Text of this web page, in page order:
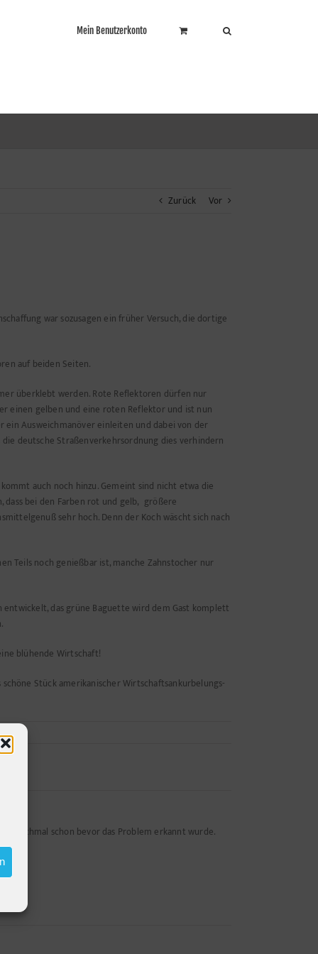
Mein Benutzerkonto
Zurück Vor
war sozusagen ein früher Versuch, die dortige
auf beiden Seiten.
überklebt werden. Rote Reflektoren dürfen nur
einen gelben und eine roten Reflektor und ist nun
Ausweichmanöver einleiten und dabei von der
deutsche Straßenverkehrsordnung dies verhindern
auch noch hinzu. Gemeint sind nicht etwa die
dass bei den Farben rot und gelb, größere
sehr hoch. Denn der Koch wäscht sich nach
Teils noch genießbar ist, manche Zahnstocher nur
entwickelt, das grüne Baguette wird dem Gast komplett
blühende Wirtschaft!
Stück amerikanischer Wirtschaftsankurbelungs-
manchmal schon bevor das Problem erkannt wurde.